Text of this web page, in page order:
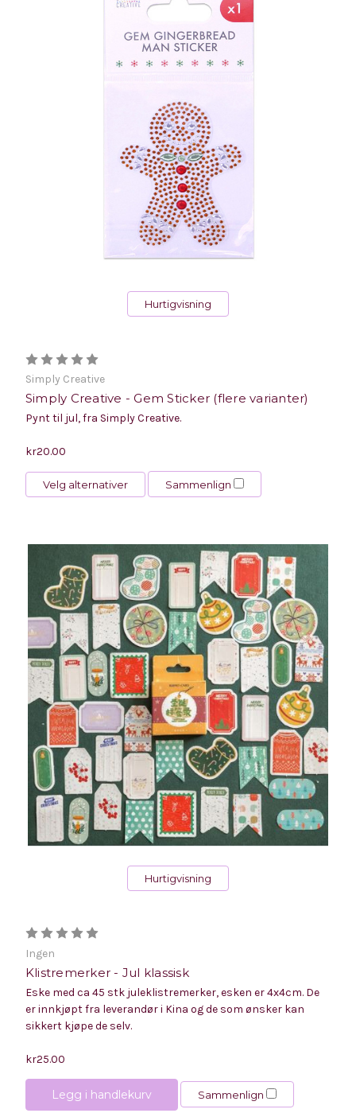
Hurtigvisning
Simply Creative
Simply Creative - Gem Sticker (flere varianter)
Pynt til jul, fra Simply Creative.
kr20.00
Velg alternativer Sammenlign
Hurtigvisning
Ingen
Klistremerker - Jul klassisk
Eske med ca 45 stk juleklistremerker, esken er 4x4cm. De
er innkjøpt fra leverandør i Kina og de som ønsker kan
sikkert kjøpe de selv.
kr25.00
Legg i handlekurv Sammenlign